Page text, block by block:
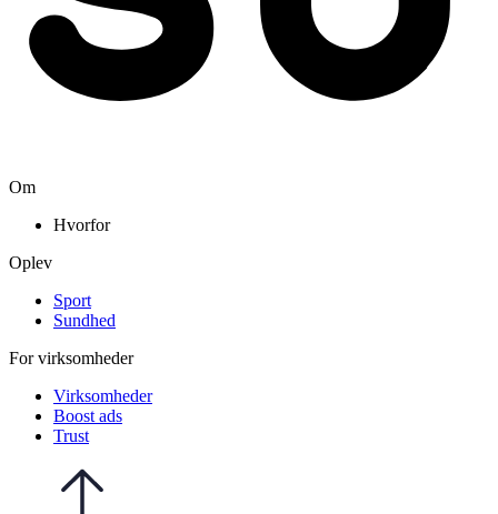
Om
Hvorfor
Oplev
Sport
Sundhed
For virksomheder
Virksomheder
Boost ads
Trust